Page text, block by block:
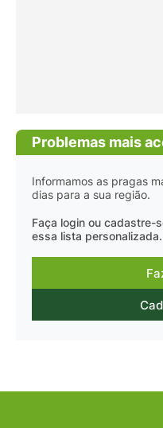
Problemas mais
Informamos as pragas
dias para a sua região.
Faça login ou cadastre-
essa lista personalizada.